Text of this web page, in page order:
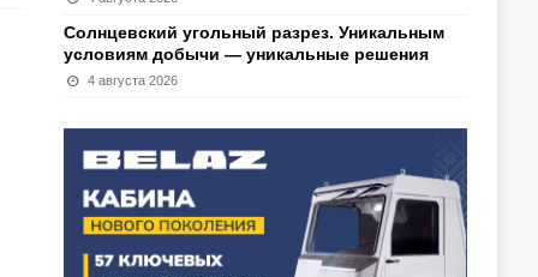
Солнцевский угольный разрез. Уникальным
условиям добычи — уникальные решения
4 августа 2026